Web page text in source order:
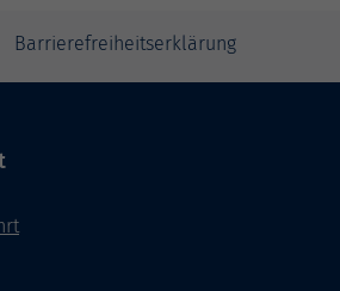
Barrierefreiheitserklärung